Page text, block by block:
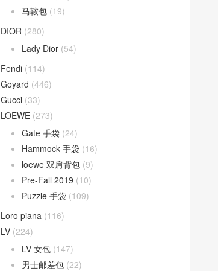
马鞍包 (19)
DIOR (280)
Lady Dior (54)
Fendi (114)
Goyard (446)
Gucci (33)
LOEWE (273)
Gate 手袋 (24)
Hammock 手袋 (16)
loewe 双肩背包 (9)
Pre-Fall 2019 (10)
Puzzle 手袋 (109)
Loro piana (116)
LV (224)
LV 女包 (147)
男士邮差包 (22)